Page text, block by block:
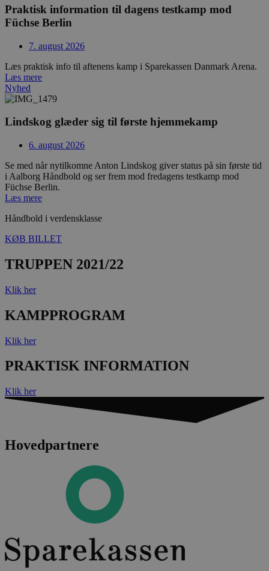
Praktisk information til dagens testkamp mod
Füchse Berlin
7. august 2026
Læs praktisk info til aftenens kamp i Sparekassen Danmark Arena.
Læs mere
Nyhed
Lindskog glæder sig til første hjemmekamp
6. august 2026
Se med når nytilkomne Anton Lindskog giver status på sin første tid
i Aalborg Håndbold og ser frem mod fredagens testkamp mod
Füchse Berlin.
Læs mere
Håndbold i verdensklasse
KØB BILLET
TRUPPEN 2021/22
Klik her
KAMPPROGRAM
Klik her
PRAKTISK INFORMATION
Klik her
Hovedpartnere